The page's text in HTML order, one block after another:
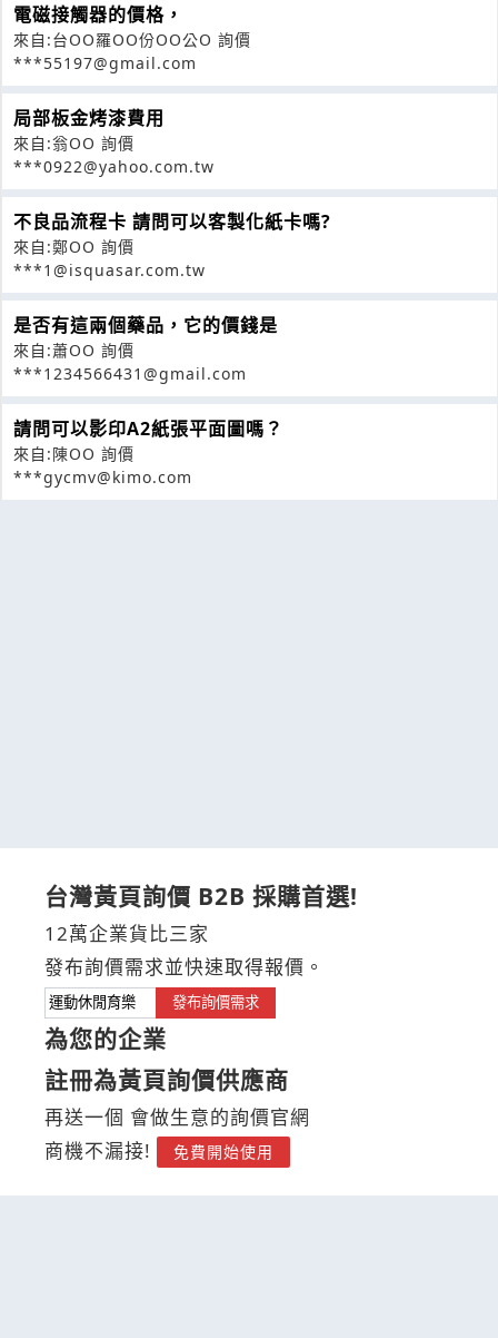
電磁接觸器的價格，
來自:台OO羅OO份OO公O 詢價
***55197@gmail.com
局部板金烤漆費用
來自:翁OO 詢價
***0922@yahoo.com.tw
不良品流程卡 請問可以客製化紙卡嗎?
來自:鄭OO 詢價
***1@isquasar.com.tw
是否有這兩個藥品，它的價錢是
來自:蕭OO 詢價
***1234566431@gmail.com
請問可以影印A2紙張平面圖嗎？
來自:陳OO 詢價
***gycmv@kimo.com
台灣黃頁詢價 B2B 採購首選!
12萬企業貨比三家
發布詢價需求並快速取得報價。
發布詢價需求
為您的企業
註冊為黃頁詢價供應商
再送一個 會做生意的詢價官網
商機不漏接!
免費開始使用